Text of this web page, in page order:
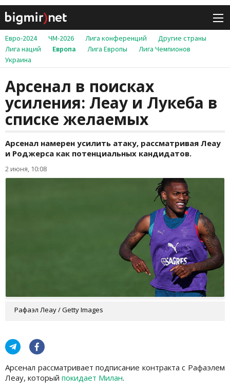
Евро-2024 ЧМ-2026 Лига конференций
Другие страны
Лига наций
Европа Лига Европы
Лига Чемпионов
Украина
Арсенал в поисках
усиления: Леау и Лукеба в
списке желаемых
Арсенал намерен усилить атаку, рассматривая Леау
и Роджерса как потенциальных кандидатов.
2 июня, 10:08
Рафаэл Леау / Getty Images
Арсенал рассматривает подписание контракта с Рафаэлем
Леау, который покидает Милан.